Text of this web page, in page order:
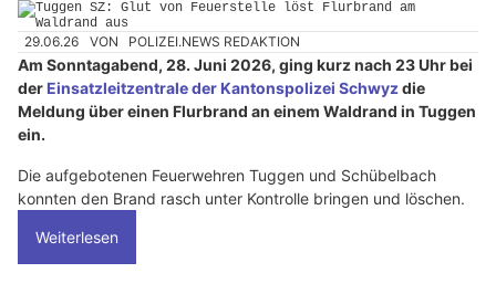
29.06.26 VON POLIZEI.NEWS REDAKTION
Am Sonntagabend, 28. Juni 2026, ging kurz nach 23 Uhr bei
der Einsatzleitzentrale der Kantonspolizei Schwyzdie
Meldung über einen Flurbrand an einem Waldrand in Tuggen
ein.
Die aufgebotenen Feuerwehren Tuggen und Schübelbach
konnten den Brand rasch unter Kontrolle bringen und löschen.
Weiterlesen